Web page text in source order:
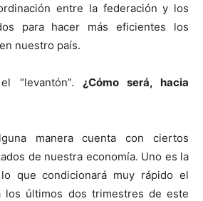
entre la federación y los
para hacer más eficientes los
nuestro país.
“levantón”. ¿Cómo será, hacia
manera cuenta con ciertos
de nuestra economía. Uno es la
que condicionará muy rápido el
los últimos dos trimestres de este